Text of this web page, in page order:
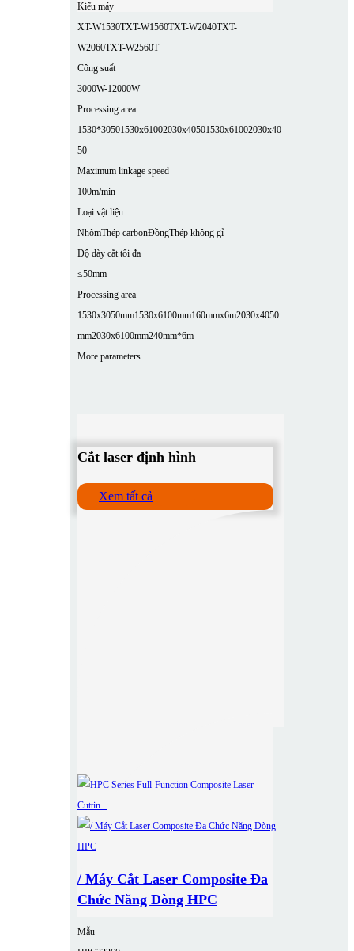
Kiểu máy
XT-W1530TXT-W1560TXT-W2040TXT-
W2060TXT-W2560T
Công suất
3000W-12000W
Processing area
1530*30501530x61002030x40501530x61002030x40
50
Maximum linkage speed
100m/min
Loại vật liệu
NhômThép carbonĐồngThép không gỉ
Độ dày cắt tối đa
≤50mm
Processing area
1530x3050mm1530x6100mm160mmx6m2030x4050
mm2030x6100mm240mm*6m
More parameters
Cắt laser định hình
Xem tất cả
/ Máy Cắt Laser Composite Đa
Chức Năng Dòng HPC
Mẫu